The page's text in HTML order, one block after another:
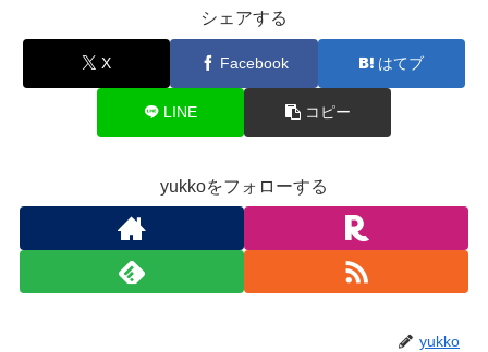
シェアする
X Facebook はてブ
LINE コピー
yukkoをフォローする
yukko